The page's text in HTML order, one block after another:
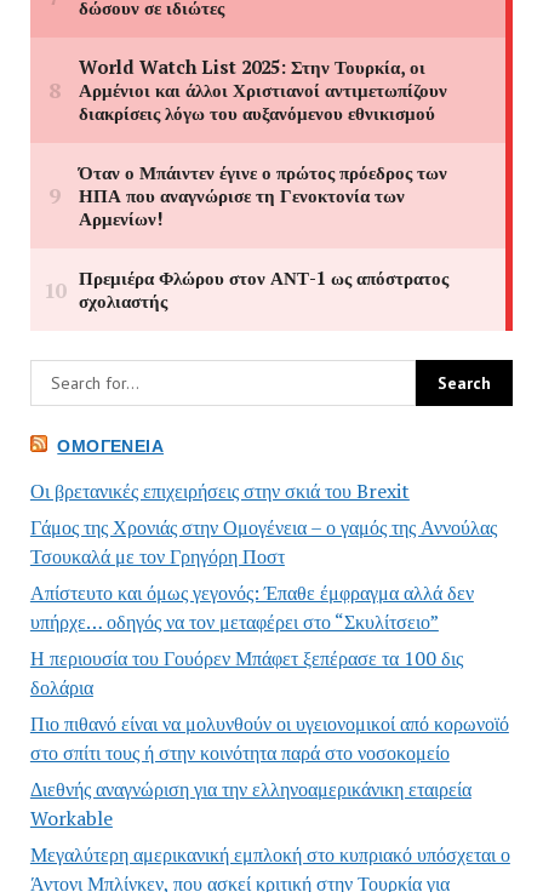
ΟΜΟΓΈΝΕΙΑ
Οι βρετανικές επιχειρήσεις στην σκιά του Brexit
Γάμος της Χρονιάς στην Ομογένεια – ο γαμός της Αννούλας
Τσουκαλά με τον Γρηγόρη Ποστ
Απίστευτο και όμως γεγονός: Έπαθε έμφραγμα αλλά δεν
υπήρχε… οδηγός να τον μεταφέρει στο “Σκυλίτσειο”
Η περιουσία του Γουόρεν Μπάφετ ξεπέρασε τα 100 δις
δολάρια
Πιο πιθανό είναι να μολυνθούν οι υγειονομικοί από κορωνοϊό
στο σπίτι τους ή στην κοινότητα παρά στο νοσοκομείο
Διεθνής αναγνώριση για την ελληνοαμερικάνικη εταιρεία
Workable
Μεγαλύτερη αμερικανική εμπλοκή στο κυπριακό υπόσχεται ο
Άντονι Μπλίνκεν, που ασκεί κριτική στην Τουρκία για